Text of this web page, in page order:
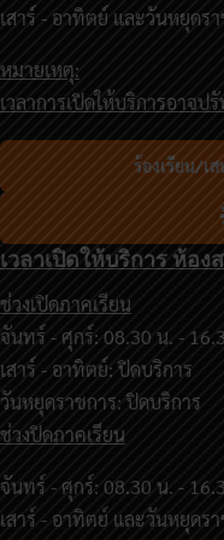
เสาร์ - อาทิตย์ และวันหยุดร
หมายเหตุ:
เวลาการเปิดให้บริการอาจ
ร้องเรียน/เ
เวลาเปิดให้บริการ ห้อ
ช่วงเปิดภาคเรียน
จันทร์ - ศุกร์: 08.30 น. -
เสาร์ - อาทิตย์: ปิดบริการ
วันหยุดราชการ: ปิดบริการ
ช่วงปิดภาคเรียน
จันทร์ - ศุกร์: 08.30 น. -
เสาร์ - อาทิตย์ และวันหยุดร